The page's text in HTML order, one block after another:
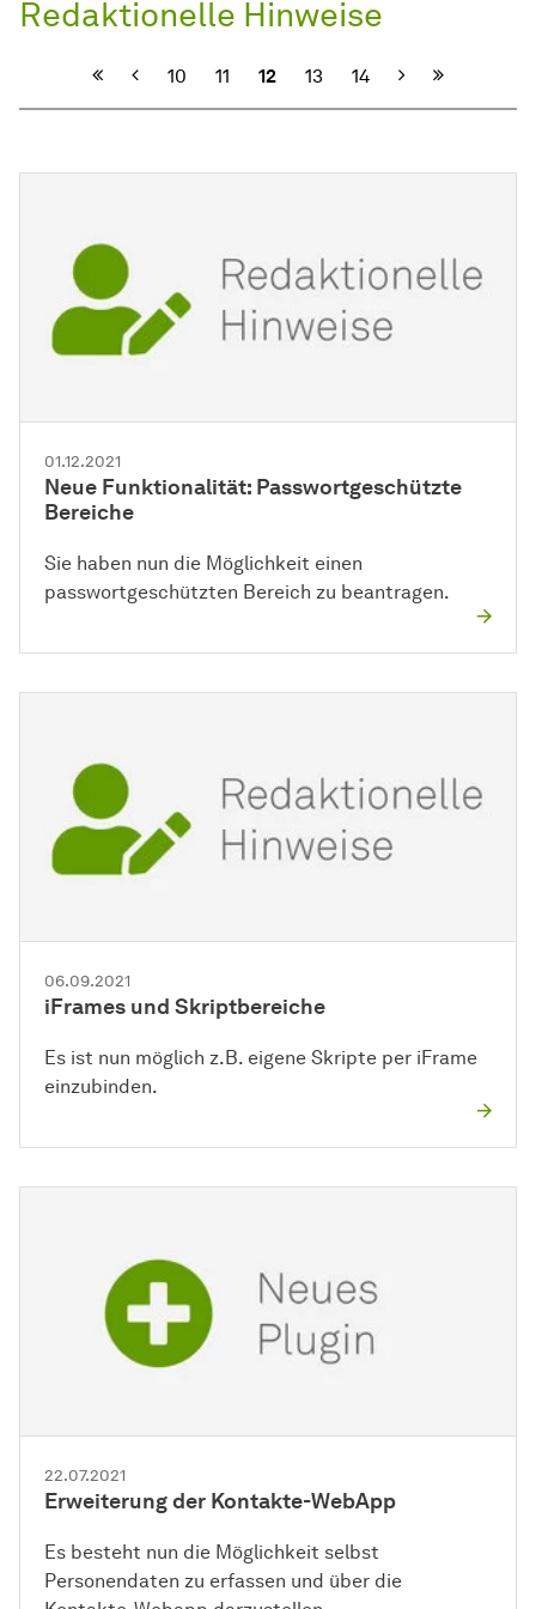
Redaktionelle Hinweise
Vorherige
10 11 12 13 14 Nächste
01.12.2021
Neue Funktionalität: Passwortgeschützte
Bereiche
Sie haben nun die Möglichkeit einen
passwortgeschützten Bereich zu beantragen.
06.09.2021
iFrames und Skriptbereiche
Es ist nun möglich z.B. eigene Skripte per iFrame
einzubinden.
22.07.2021
Erweiterung der Kontakte-WebApp
Es besteht nun die Möglichkeit selbst
Personendaten zu erfassen und über die